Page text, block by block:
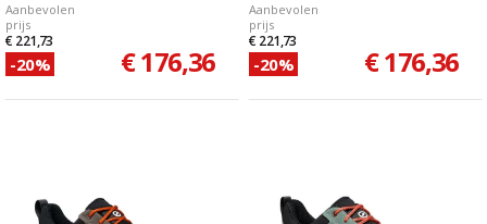
Aanbevolen
prijs
€ 221,73
-20% € 176,36
Aanbevolen
prijs
€ 221,73
-20% € 176,36